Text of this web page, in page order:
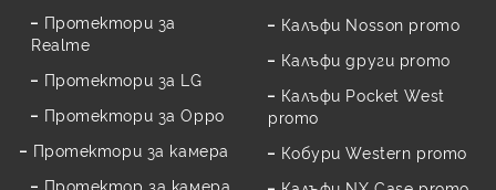
Протектори за
Realme
Протектори за LG
Протектори за Oppo
Протектори за камера
Протектор за камера
Калъфи Nosson promo
Калъфи други promo
Калъфи Pocket West
promo
Кобури Western promo